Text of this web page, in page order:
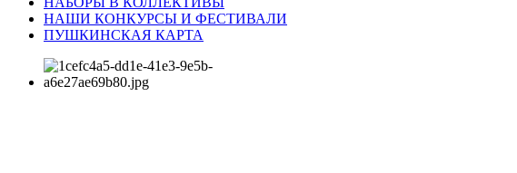
НАШИ КОНКУРСЫ И ФЕСТИВАЛИ
ПУШКИНСКАЯ КАРТА